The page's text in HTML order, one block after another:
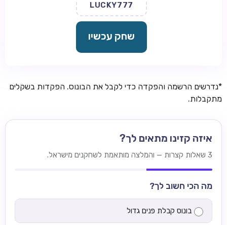
LUCKY777
שחק עכשיו
*נדרשים הרשמה והפקדה כדי לקבל את הבונוס. הפקדות בשקלים
מתקבלות.
איזה קזינו מתאים לך?
3 שאלות קצרות — והמלצה מותאמת לשחקנים מישראל.
מה הכי חשוב לך?
בונוס קבלת פנים גדול